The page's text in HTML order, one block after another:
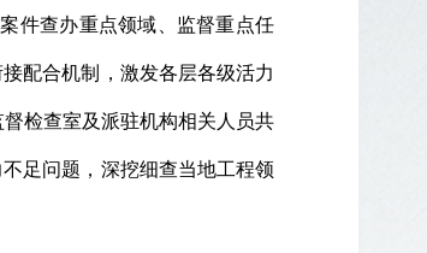
件查办重点领域、监督重点任
配合机制，激发各层各级活力
检查室及派驻机构相关人员共
足问题，深挖细查当地工程领